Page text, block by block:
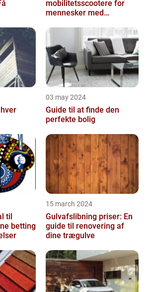
mobilitetsscootere for
mennesker med
03 may 2024
Guide til at finde den
perfekte bolig
til
betting
15 march 2024
Gulvafslibning priser: En
guide til renovering af
dine trægulve